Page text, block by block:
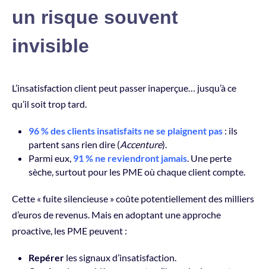
un risque souvent
invisible
L’insatisfaction client peut passer inaperçue… jusqu’à ce
qu’il soit trop tard.
96 % des clients insatisfaits ne se plaignent pas : ils
partent sans rien dire (Accenture).
Parmi eux, 91 % ne reviendront jamais . Une perte
sèche, surtout pour les PME où chaque client compte.
Cette « fuite silencieuse » coûte potentiellement des milliers
d’euros de revenus. Mais en adoptant une approche
proactive, les PME peuvent :
Repérer les signaux d’insatisfaction.